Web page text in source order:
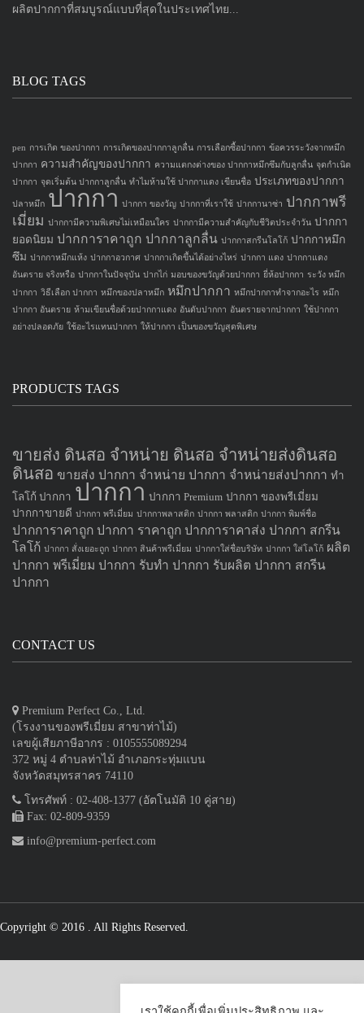
ผลิตปากกาที่สมบูรณ์แบบที่สุดในประเทศไทย...
BLOG TAGS
pen การเกิด ของปากกา การเกิดของปากกาลูกลื่น การเลือกซื้อปากกา ข้อควรระวังจากหมึก
ปากกา ความสำคัญของปากกา ความแตกงต่างของ ปากกาหมึกซึมกับลูกลื่น จุดกำเนิด
ปากกา จุดเริ่มต้น ปากกาลูกลื่น ทำไมห้ามใช้ ปากกาแดง เขียนชื่อ ประเภทของปากกา
ปลาหมึก ปากกา ปากกา ของวัญ ปากกาที่เราใช้ ปากกานาซ่า ปากกาพรี
เมี่ยม ปากกามีความพิเศษไม่เหมือนใคร ปากกามีความสำคัญกับชีวิตประจำวัน ปากกา
ยอดนิยม ปากการาคาถูก ปากกาลูกลื่น ปากกาสกรีนโลโก้ ปากกาหมึก
ซึม ปากกาหมึกแห้ง ปากกาอวกาศ ปากกาเกิดขึ้นได้อย่างไหร่ ปากกา แดง ปากกาแดง
อันตราย จริงหรือ ปากกาในปัจจุบัน ปากไก่ มอบของขวัญด้วยปากกา ยี่ห้อปากกา ระวัง หมึก
ปากกา วิธีเลือก ปากกา หมึกของปลาหมึก หมึกปากกา หมึกปากกาทำจากอะไร หมึก
ปากกา อันตราย ห้ามเขียนชื่อด้วยปากกาแดง อันดับปากกา อันตรายจากปากกา ใช้ปากกา
อย่างปลอดภัย ใช้อะไรแทนปากกา ให้ปากกา เป็นของขวัญสุดพิเศษ
PRODUCTS TAGS
ขายส่ง ดินสอ จำหน่าย ดินสอ จำหน่ายส่งดินสอ
ดินสอ ขายส่ง ปากกา จำหน่าย ปากกา จำหน่ายส่งปากกา ทำ
โลโก้ ปากกา ปากกา ปากกา Premium ปากกา ของพรีเมี่ยม
ปากกาขายดี ปากกา พรีเมี่ยม ปากกาพลาสติก ปากกา พลาสติก ปากกา พิมพ์ชื่อ
ปากการาคาถูก ปากกา ราคาถูก ปากการาคาส่ง ปากกา สกรีน
โลโก้ ปากกา สั่งเยอะถูก ปากกา สินค้าพรีเมี่ยม ปากกาใส่ชื่อบริษัท ปากกา ใส่โลโก้ ผลิต
ปากกา พรีเมี่ยม ปากกา รับทำ ปากกา รับผลิต ปากกา สกรีน
ปากกา
CONTACT US
Premium Perfect Co., Ltd.
(โรงงานของพรีเมี่ยม สาขาท่าไม้)
เลขผู้เสียภาษีอากร : 0105555089294
372 หมู่ 4 ตำบลท่าไม้ อำเภอกระทุ่มแบน
จังหวัดสมุทรสาคร 74110
โทรศัพท์ : 02-408-1377 (อัตโนมัติ 10 คู่สาย)
Fax: 02-809-9359
info@premium-perfect.com
Copyright © 2016 . All Rights Reserved.